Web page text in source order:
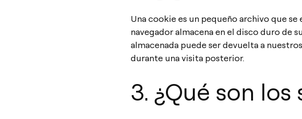
Una cookie es un pequeño archivo que
navegador almacena en el disco duro de
almacenada puede ser devuelta a
durante una visita posterior.
3. ¿Qué son los